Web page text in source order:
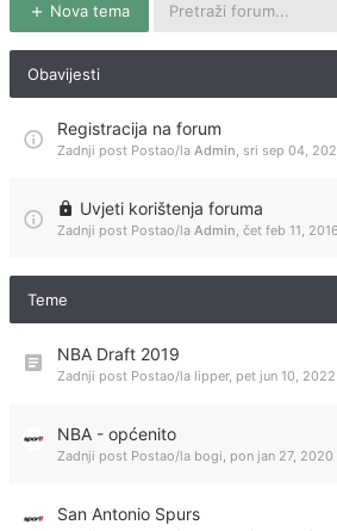
Nova tema
Obavijesti
Registracija na forum
Zadnji post Postao/la Admin, sri sep 04,
Uvjeti korištenja foruma
Zadnji post Postao/la Admin, čet feb 11,
Teme
NBA Draft 2019
Zadnji post Postao/la lipper, pet jun 10,
NBA - općenito
Zadnji post Postao/la bogi, pon jan 27,
San Antonio Spurs